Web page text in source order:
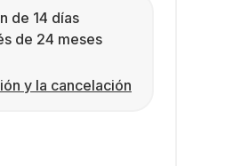
de 14 días
de 24 meses
y la cancelación